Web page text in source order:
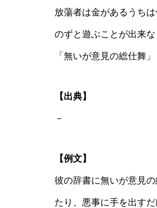
放蕩者は金があるうち
のずと遊ぶことが出来
「無いが意見の総仕舞」
【出典】
－
【例文】
彼の辞書に無いが意見
たり、悪事に手を出すだ